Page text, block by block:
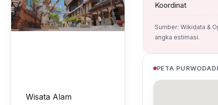
Wisata Alam
Koordinat
Sumber: Wikidata &
angka estimasi.
PETA